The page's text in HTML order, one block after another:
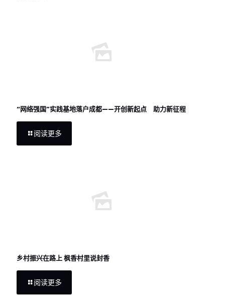
“网络强国”实践基地落户成都——开创新起点 助力新征程
阅读更多
乡村振兴在路上 枫香村里说封香
阅读更多